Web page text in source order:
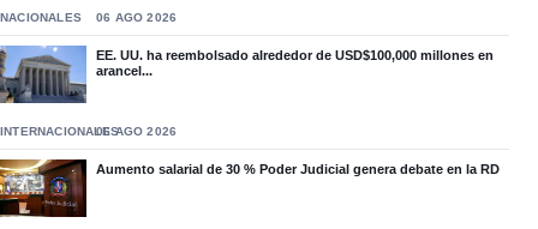
NACIONALES 06 AGO 2026
EE. UU. ha reembolsado alrededor de USD$100,000 millones en
arancel...
INTERNACIONALES06 AGO 2026
Aumento salarial de 30 % Poder Judicial genera debate en la RD